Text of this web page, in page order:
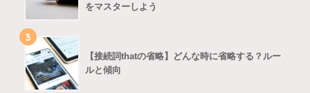
をマスターしよう
3
【接続詞thatの省略】どんな時に省略する？ルー
ルと傾向